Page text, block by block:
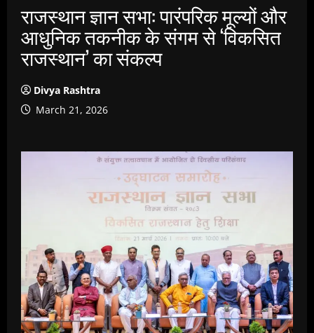
राजस्थान ज्ञान सभा: पारंपरिक मूल्यों और
आधुनिक तकनीक के संगम से ‘विकसित
राजस्थान’ का संकल्प
Divya Rashtra
March 21, 2026